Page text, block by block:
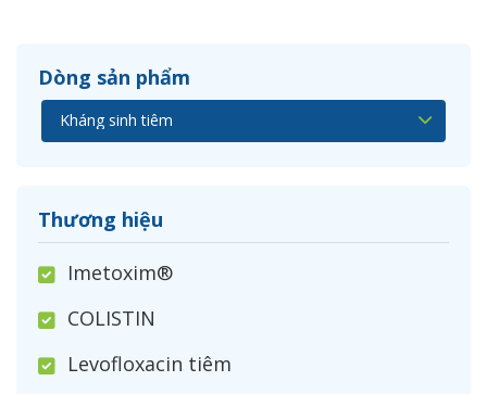
Dòng sản phẩm
Thương hiệu
Imetoxim®
COLISTIN
Levofloxacin tiêm